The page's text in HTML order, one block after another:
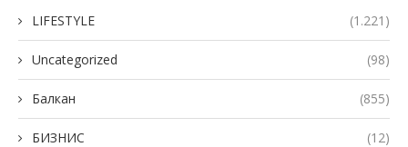
LIFESTYLE (1.221)
Uncategorized (98)
Балкан (855)
БИЗНИС (12)